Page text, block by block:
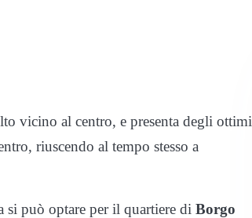
vicino al centro, e presenta degli ottimi
riuscendo al tempo stesso a
si può optare per il quartiere di Borgo